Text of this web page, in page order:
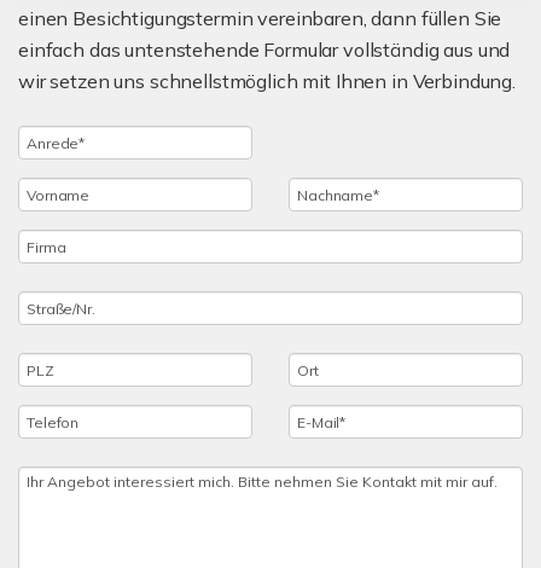
einen Besichtigungstermin vereinbaren, dann füllen Sie
einfach das untenstehende Formular vollständig aus und
wir setzen uns schnellstmöglich mit Ihnen in Verbindung.